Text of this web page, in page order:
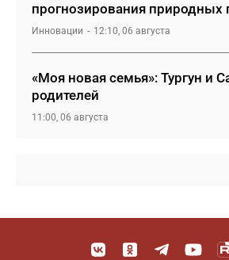
прогнозирования природных
Инновации 12:10, 06 августа
«Моя новая семья»: Тургун и
родителей
11:00, 06 августа